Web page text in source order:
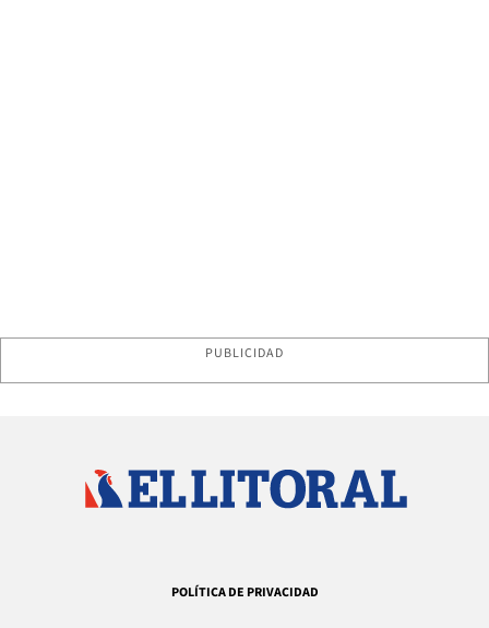
PUBLICIDAD
POLÍTICA DE PRIVACIDAD